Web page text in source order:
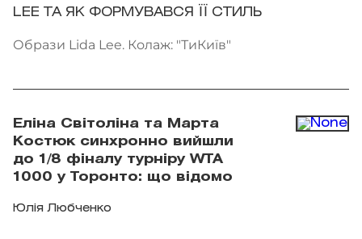
LEE ТА ЯК ФОРМУВАВСЯ ЇЇ СТИЛЬ
Образи Lida Lee. Колаж: "ТиКиїв"
Еліна Світоліна та Марта
Костюк синхронно вийшли
до 1/8 фіналу турніру WTA
1000 у Торонто: що відомо
Юлія Любченко